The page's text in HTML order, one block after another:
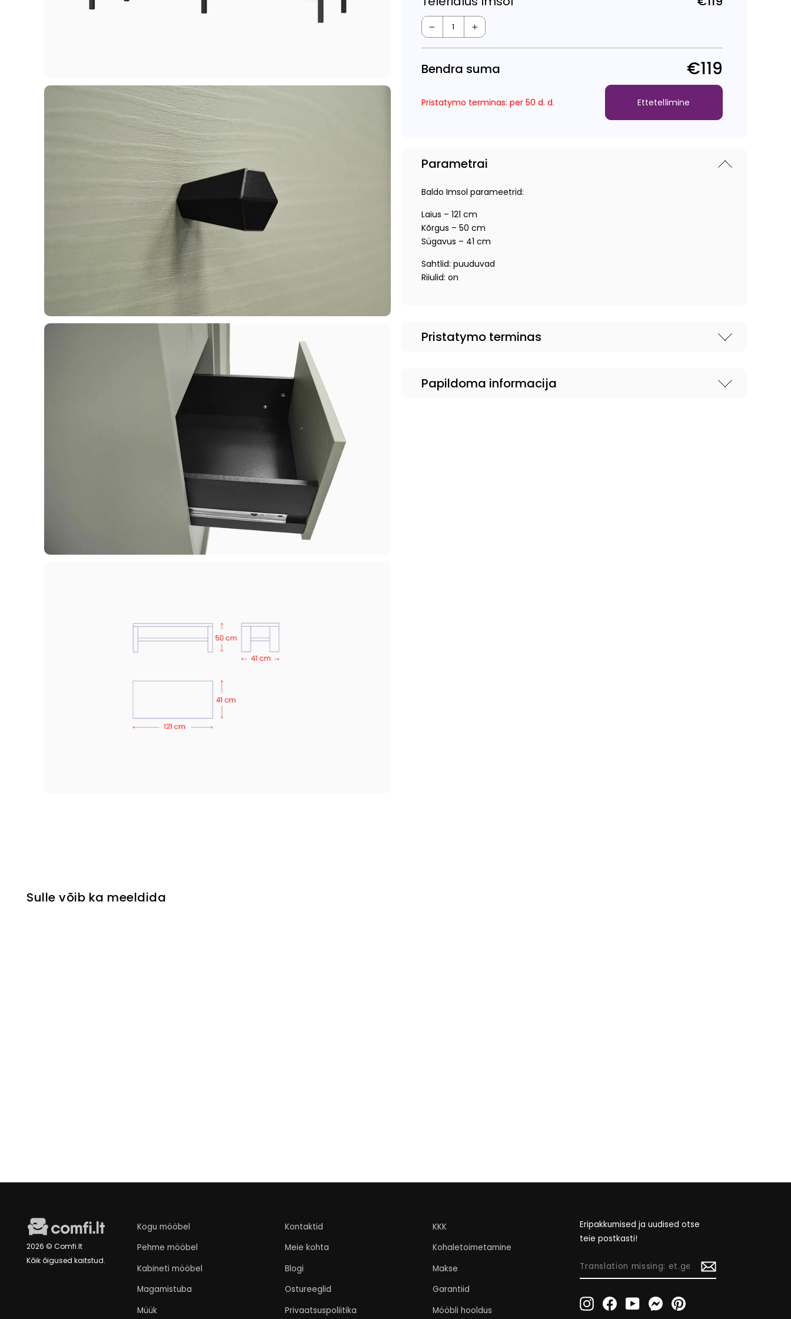
− +
Bendra suma €119
Pristatymo terminas: per 50 d. d. Ettetellimine
Parametrai
Baldo Imsol parameetrid:
Laius – 121 cm
Kõrgus – 50 cm
Sügavus – 41 cm
Sahtlid: puuduvad
Riiulid: on
Pristatymo terminas
Papildoma informacija
Sulle võib ka meeldida
2026 © Comfi.lt
Kõik õigused kaitstud.
Kogu mööbel
Pehme mööbel
Kabineti mööbel
Magamistuba
Müük
Kontaktid
Meie kohta
Blogi
Ostureeglid
Privaatsuspoliitika
KKK
Kohaletoimetamine
Makse
Garantiid
Mööbli hooldus
Eripakkumised ja uudised otse
teie postkasti!
TRANSLATION
InstagramFacebookYouTubeMessenger